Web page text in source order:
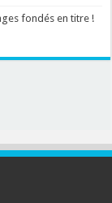
fondés en titre !